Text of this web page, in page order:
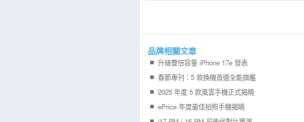
品牌相關文章
升級雙倍容量 iPhone 17e 發表
春節專刊：5 款換機首選全能旗艦
2025 年度 5 款風雲手機正式揭曉
ePrice 年度最佳拍照手機揭曉